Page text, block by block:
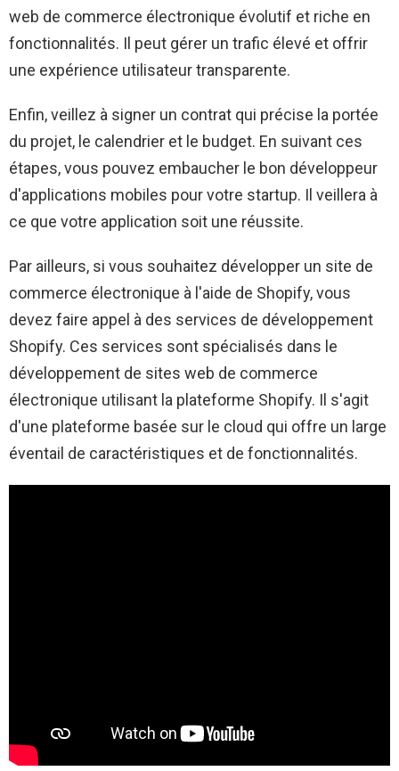
web de commerce électronique évolutif et riche en
fonctionnalités. Il peut gérer un trafic élevé et offrir
une expérience utilisateur transparente.
Enfin, veillez à signer un contrat qui précise la portée
du projet, le calendrier et le budget. En suivant ces
étapes, vous pouvez embaucher le bon développeur
d'applications mobiles pour votre startup. Il veillera à
ce que votre application soit une réussite.
Par ailleurs, si vous souhaitez développer un site de
commerce électronique à l'aide de Shopify, vous
devez faire appel à des services de développement
Shopify. Ces services sont spécialisés dans le
développement de sites web de commerce
électronique utilisant la plateforme Shopify. Il s'agit
d'une plateforme basée sur le cloud qui offre un large
éventail de caractéristiques et de fonctionnalités.